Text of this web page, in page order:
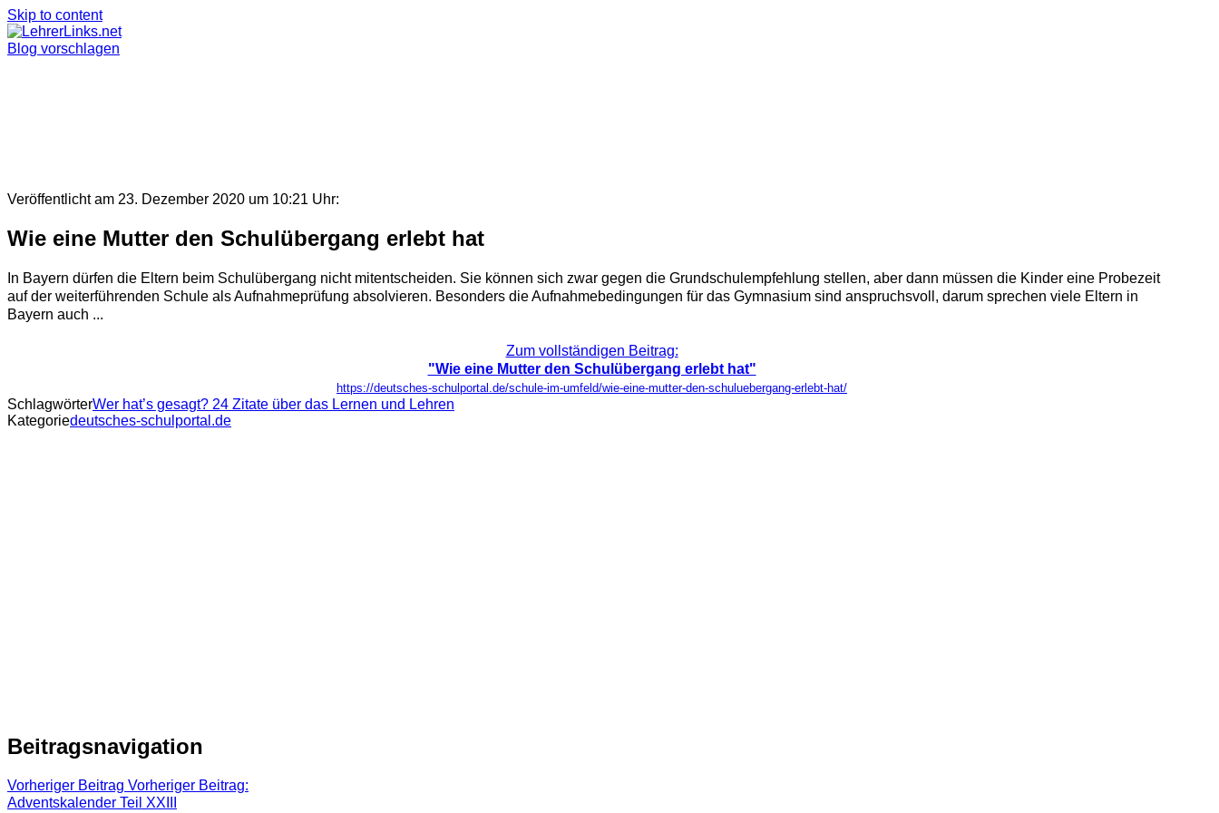
Skip to content
Blog vorschlagen
Veröffentlicht am 23. Dezember 2020 um 10:21 Uhr:
Wie eine Mutter den Schulübergang erlebt hat
In Bayern dürfen die Eltern beim Schulübergang nicht mitentscheiden. Sie können sich zwar gegen die Grundschulempfehlung stellen, aber dann müssen die Kinder eine Probezeit
auf der weiterführenden Schule als Aufnahmeprüfung absolvieren. Besonders die Aufnahmebedingungen für das Gymnasium sind anspruchsvoll, darum sprechen viele Eltern in
Bayern auch ...
Zum vollständigen Beitrag:
"Wie eine Mutter den Schulübergang erlebt hat"
https://deutsches-schulportal.de/schule-im-umfeld/wie-eine-mutter-den-schuluebergang-erlebt-hat/
SchlagwörterWer hat’s gesagt? 24 Zitate über das Lernen und Lehren
Kategoriedeutsches-schulportal.de
Beitragsnavigation
Vorheriger Beitrag Vorheriger Beitrag:
Adventskalender Teil XXIII